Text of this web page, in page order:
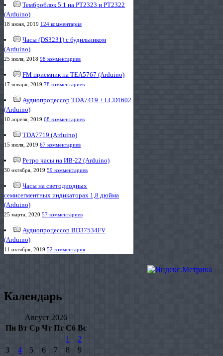
Темброблок 5.1 на PT2323 и PT2322
(Arduino)
18 июня, 2019 124 комментария
Часы (DS3231) с будильником
(Arduino)
25 июля, 2018 98 комментариев
FM приемник на TEA5767 (Arduino)
17 января, 2019 78 комментариев
Аудиопроцессор TDA7419 + LCD1602
(Arduino)
10 апреля, 2019 68 комментариев
TDA7719 (Arduino)
15 июля, 2019 67 комментариев
Ретро часы на ИВ-22 (Arduino)
30 октября, 2019 59 комментариев
Часы на светодиодных
семисегментных индикаторах 1,8 дюйма
(Arduino)
25 марта, 2020 57 комментариев
Аудиопроцессор BD37534FV
(Arduino)
11 октября, 2019 52 комментария
Календарь
Август 2026
Пн Вт Ср Чт Пт Сб Вс
1
2
3
4 5 6 7 8
9